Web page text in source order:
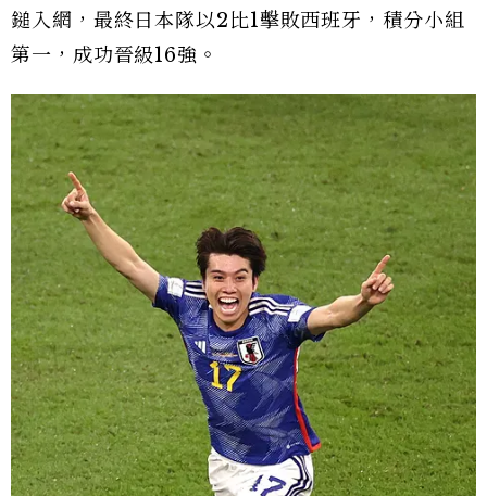
鎚入網，最終日本隊以2比1擊敗西班牙，積分小組
第一，成功晉級16強。